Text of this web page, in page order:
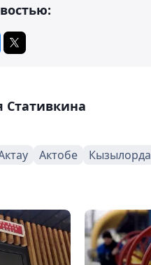
Стативкина
Актобе Кызылорда